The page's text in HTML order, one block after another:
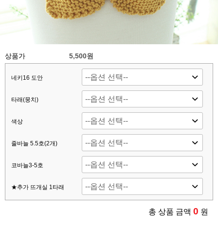
상품가 5,500원
네키16 도안
타래(뭉치)
색상
줄바늘 5.5호(2개)
코바늘3-5호
★추가 뜨개실 1타래
총 상품 금액 0 원